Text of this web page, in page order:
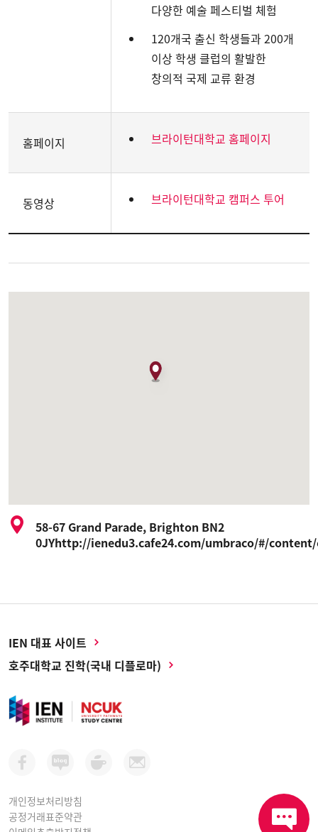
다양한 예술 페스티벌 체험
120개국 출신 학생들과 200개
이상 학생 클럽의 활발한
창의적 국제 교류 환경
홈페이지 브라이턴대학교 홈페이지
동영상 브라이턴대학교 캠퍼스 투어
58-67 Grand Parade, Brighton BN2
0JYhttp://ienedu3.cafe24.com/umbraco/#/
IEN 대표 사이트
호주대학교 진학(국내 디플로마)
개인정보처리방침
공정거래표준약관